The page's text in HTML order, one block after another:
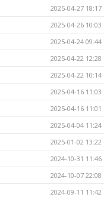
2025-04-27 18:17
2025-04-26 10:03
2025-04-24 09:44
2025-04-22 12:28
2025-04-22 10:14
2025-04-16 11:03
2025-04-16 11:01
2025-04-04 11:24
2025-01-02 13:22
2024-10-31 11:46
2024-10-07 22:08
2024-09-11 11:42